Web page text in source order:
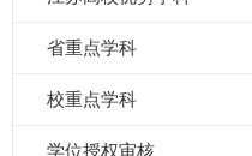
省重点学科
校重点学科
学位授权审核